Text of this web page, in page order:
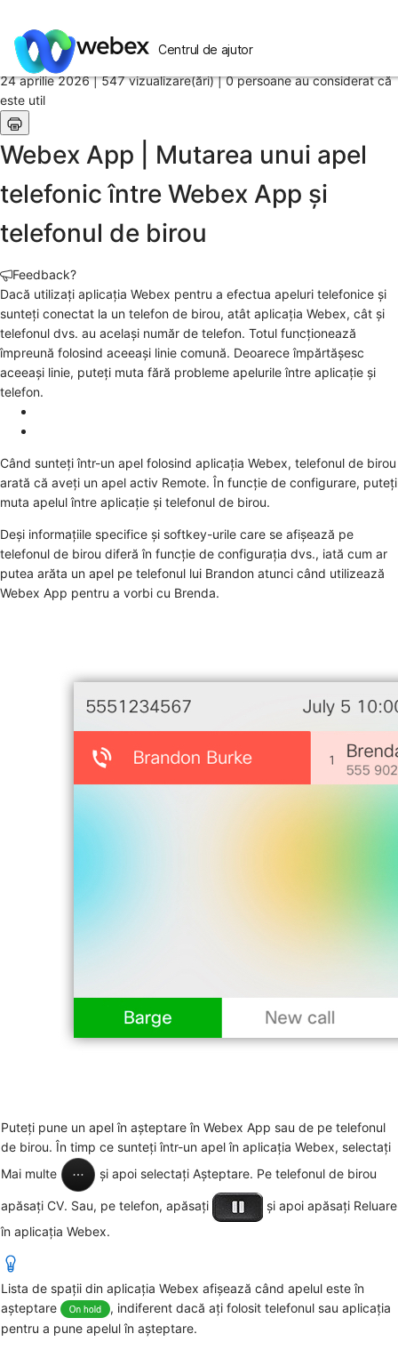
Centrul de ajutor
/
Articol
24 aprilie 2026 |547 vizualizare(ări) |0 persoane au considerat că
este util
Webex App | Mutarea unui apel
telefonic între Webex App și
telefonul de birou
Feedback?
Dacă utilizați aplicația Webex pentru a efectua apeluri telefonice și
sunteți conectat la un telefon de birou, atât aplicația Webex, cât și
telefonul dvs. au același număr de telefon. Totul funcționează
împreună folosind aceeași linie comună. Deoarece împărtășesc
aceeași linie, puteți muta fără probleme apelurile între aplicație și
telefon.
Când sunteți într-un apel folosind aplicația Webex, telefonul de birou
arată că aveți un apel activ Remote. În funcție de configurare, puteți
muta apelul între aplicație și telefonul de birou.
Deși informațiile specifice și softkey-urile care se afișează pe
telefonul de birou diferă în funcție de configurația dvs., iată cum ar
putea arăta un apel pe telefonul lui Brandon atunci când utilizează
Webex App pentru a vorbi cu Brenda.
Puteți pune un apel în așteptare în Webex App sau de pe telefonul
de birou. În timp ce sunteți într-un apel în aplicația Webex, selectați
Mai multe
și apoi selectați Așteptare. Pe telefonul de birou
apăsați CV. Sau, pe telefon, apăsați și apoi apăsați Reluare
în aplicația Webex.
Lista de spații din aplicația Webex afișează când apelul este în
așteptare
, indiferent dacă ați folosit telefonul sau aplicația
pentru a pune apelul în așteptare.